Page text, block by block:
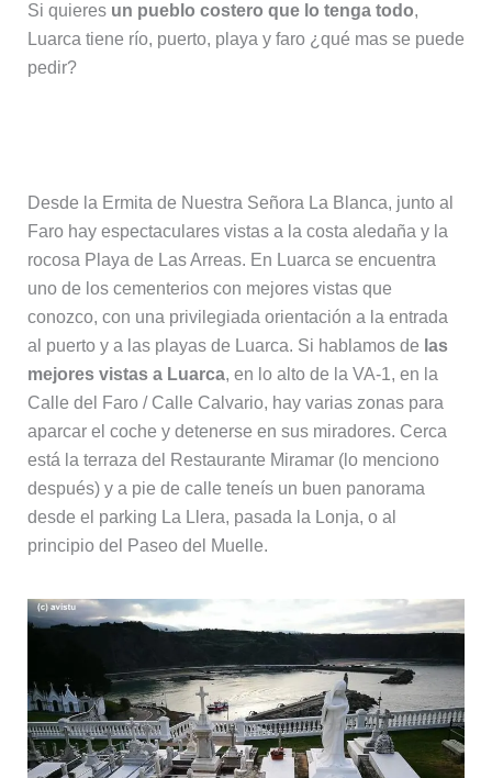
Si quieres un pueblo costero que lo tenga todo,
Luarca tiene río, puerto, playa y faro ¿qué mas se puede
pedir?
Desde la Ermita de Nuestra Señora La Blanca, junto al
Faro hay espectaculares vistas a la costa aledaña y la
rocosa Playa de Las Arreas. En Luarca se encuentra
uno de los cementerios con mejores vistas que
conozco, con una privilegiada orientación a la entrada
al puerto y a las playas de Luarca. Si hablamos de las
mejores vistas a Luarca, en lo alto de la VA-1, en la
Calle del Faro / Calle Calvario, hay varias zonas para
aparcar el coche y detenerse en sus miradores. Cerca
está la terraza del Restaurante Miramar (lo menciono
después) y a pie de calle teneís un buen panorama
desde el parking La Llera, pasada la Lonja, o al
principio del Paseo del Muelle.